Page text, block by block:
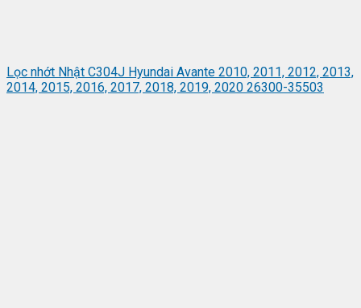
Lọc nhớt Nhật C304J Hyundai Avante 2010, 2011, 2012, 2013,
2014, 2015, 2016, 2017, 2018, 2019, 2020 26300-35503